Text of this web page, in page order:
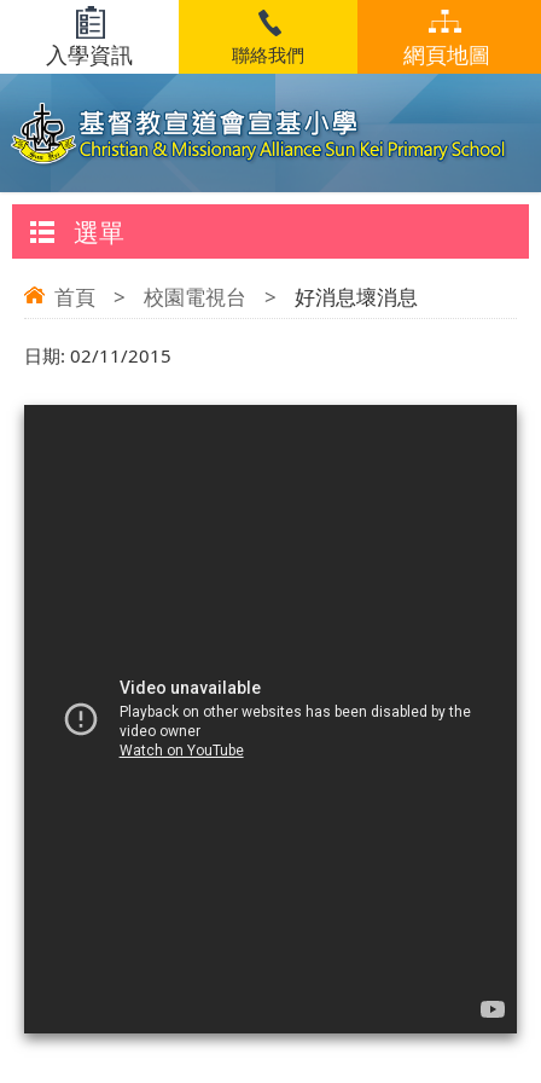
入學資訊 聯絡我們 網頁地圖
選單
首頁 > 校園電視台 > 好消息壞消息
日期: 02/11/2015